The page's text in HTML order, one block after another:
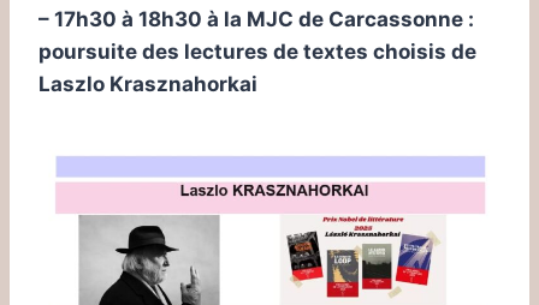
– 17h30 à 18h30 à la MJC de Carcassonne :
poursuite des lectures de textes choisis de
Laszlo Krasznahorkai